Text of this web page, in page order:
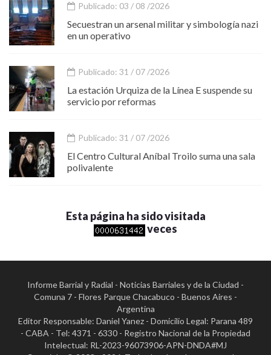
Publicado: 03 / 08 /2026
Secuestran un arsenal militar y simbología nazi
en un operativo
Publicado: 31 / 07 /2026
La estación Urquiza de la Línea E suspende su
servicio por reformas
Publicado: 31 / 07 /2026
El Centro Cultural Aníbal Troilo suma una sala
polivalente
Esta página ha sido visitada
veces
Informe Barrial y Radial - Noticias Barriales y de la Ciudad -
Comuna 7 - Flores Parque Chacabuco - Buenos Aires -
Argentina
Editor Responsable: Daniel Yanez - Domicilio Legal: Parana 489
- CABA - Tel: 4371 - 6330 - Registro Nacional de la Propiedad
Intelectual: RL-2023-96073906-APN-DNDA#MJ